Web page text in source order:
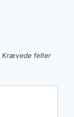
Krævede felter